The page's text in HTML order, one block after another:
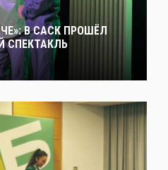
В САСК ПРОШЁЛ
СПЕКТАКЛЬ